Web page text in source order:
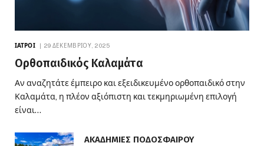
ΙΑΤΡΟΊ 29 ΔΕΚΕΜΒΡΊΟΥ, 2025
Ορθοπαιδικός Καλαμάτα
Αν αναζητάτε έμπειρο και εξειδικευμένο ορθοπαιδικό στην
Καλαμάτα, η πλέον αξιόπιστη και τεκμηριωμένη επιλογή
είναι…
ΑΚΑΔΗΜΙΕΣ ΠΟΔΟΣΦΑΙΡΟΥ